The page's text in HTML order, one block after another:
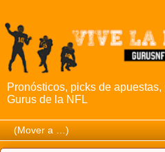
Pronósticos, picks de
Gurus de la NFL